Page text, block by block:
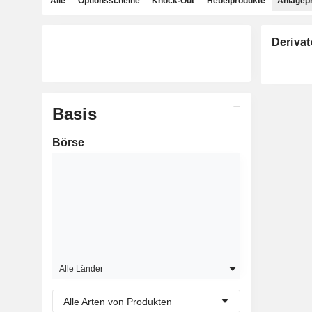
Basis
Börse
Alle Länder
Alle Arten von Produkten